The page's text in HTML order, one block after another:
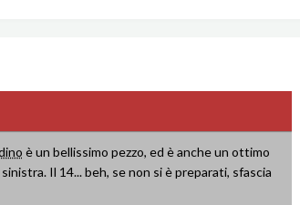
è un bellissimo pezzo, ed è anche un ottimo
Il 14... beh, se non si è preparati, sfascia